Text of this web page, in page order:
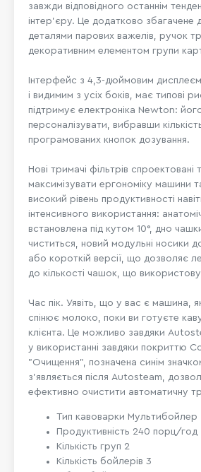
завжди відповідного останнім
інтер'єру. Це додатково збагачене
деталями парових важелів, ручок
декоративним елементом групи
Інтерфейс з 4,3-дюймовим
і видимим з усіх боків, має типові
підтримує електроніка Newton:
персоналізувати, вибравши
програмованих кнопок дозування.
Нові тримачі фільтрів спроектовані
максимізувати ергономіку машини
високий рівень продуктивності
інтенсивного використання:
встановлена під кутом 10°, дно
чиститься, новий модульні носики
або короткій версії, що дозволяє
до кількості чашок, що
Час пік. Уявіть, що у вас є машина,
спінює молоко, поки ви готуєте
клієнта. Це можливо завдяки
у використанні завдяки покриттю
"Очищення", позначена синім
з'являється після Autosteam,
ефективно очистити автоматичну
Тип кавоварки Мультибойлер
Продуктивність 240 порц/год
Кількість груп 2
Кількість бойлерів 3